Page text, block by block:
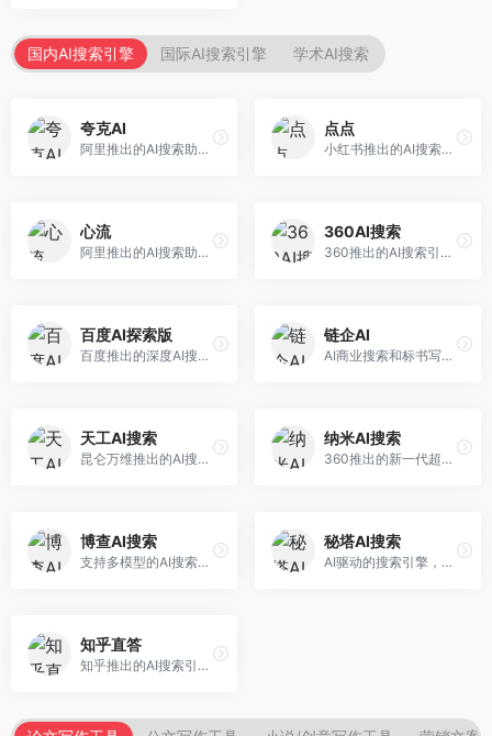
国内AI搜索引擎 国际AI搜索引擎 学术AI搜索
夸克AI
阿里推出的AI搜索助手，整合搜索与AI功能。面向年轻用户，提供智能搜索、文档处理、学习辅助等服务，与夸克生态深度整合。
点点
小红书推出的AI搜索应用，专注于生活方式内容搜索。面向小红书用户，提供生活攻略、消费决策、内容推荐等服务，生活方式内容丰富。
心流
阿里推出的AI搜索助手，专注于智能信息获取。面向普通用户，提供智能搜索、内容整理、知识问答等服务，与阿里生态深度整合。
360AI搜索
360推出的AI搜索引擎，专注于安全智能搜索。面向普通用户，提供智能问答、网页搜索、内容整理等服务，安全防护能力强。
百度AI探索版
百度推出的深度AI搜索引擎，整合百度知识图谱。面向中文用户，提供智能问答、知识探索、内容生成等服务，知识覆盖面广。
链企AI
AI商业搜索和标书写作工具，专注于企业服务场景。面向企业用户，提供商业信息搜索、标书生成、企业分析等服务，商业信息专业。
天工AI搜索
昆仑万维推出的AI搜索引擎，整合大模型与搜索能力。面向普通用户，提供智能问答、深度搜索、内容整理等服务，中文搜索体验好。
纳米AI搜索
360推出的新一代超级AI搜索，深度整合360搜索资源。面向普通用户，提供智能问答、多模态搜索、内容生成等服务，安全可靠。
博查AI搜索
支持多模型的AI搜索引擎，整合多种大模型能力。面向AI爱好者，提供多模型搜索、答案对比、深度分析等服务，模型选择灵活。
秘塔AI搜索
AI驱动的搜索引擎，专注于无广告直达结果。面向研究者和信息获取需求者，提供深度搜索、来源标注、答案整理等服务，搜索结果干净准确，信息可信度高。
知乎直答
知乎推出的AI搜索引擎，专注于知识问答场景。面向知识获取者，提供知乎内容搜索、智能问答、知识整理等服务，专业知识丰富。